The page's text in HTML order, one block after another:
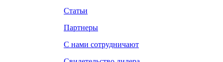
Статьи
Партнеры
С нами сотрудничают